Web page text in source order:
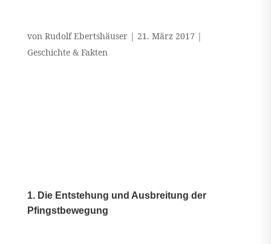
von Rudolf Ebertshäuser| 21. März 2017 |
Geschichte & Fakten
1. Die Entstehung und Ausbreitung der
Pfingstbewegung